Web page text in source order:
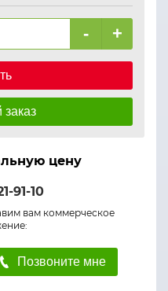
- +
цену
91-10
вам коммерческое
Позвоните мне